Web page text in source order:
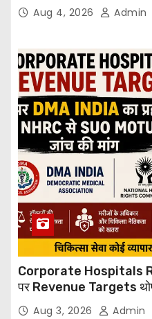
Through Email
Aug 4, 2026 Admin
Corporate Hospitals
पर Revenue Targets
बड़ा कदम, NHRC से Suo
Aug 3, 2026 Admin